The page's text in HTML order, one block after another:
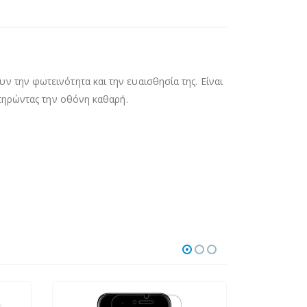
φωτεινότητα και την ευαισθησία της. Είναι
την οθόνη καθαρή.